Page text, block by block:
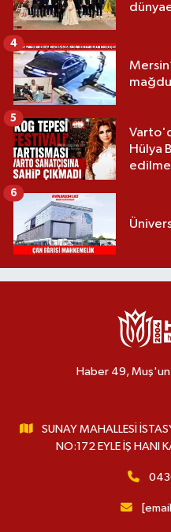
4
Hülya
5
6
Haber 49,
SUNAY MAHALLESİ
NO:172 EYLE İŞ HANI